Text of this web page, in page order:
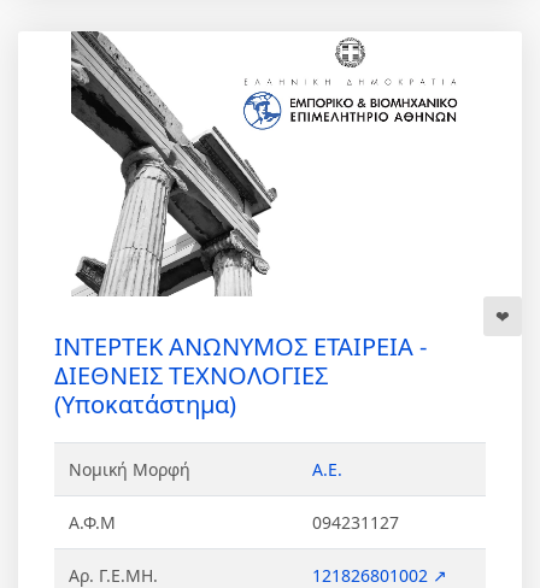
ΙΝΤΕΡΤΕΚ ΑΝΩΝΥΜΟΣ ΕΤΑΙΡΕΙΑ -
ΔΙΕΘΝΕΙΣ ΤΕΧΝΟΛΟΓΙΕΣ
(Υποκατάστημα)
Νομική Μορφή Α.Ε.
Α.Φ.Μ 094231127
Αρ. Γ.Ε.ΜΗ. 121826801002 ↗